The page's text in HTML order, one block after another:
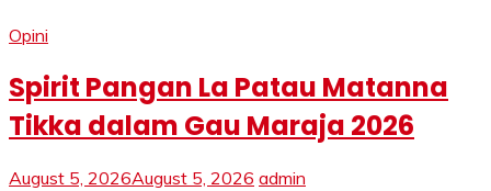
Opini
Spirit Pangan La Patau Matanna
Tikka dalam Gau Maraja 2026
August 5, 2026August 5, 2026 admin